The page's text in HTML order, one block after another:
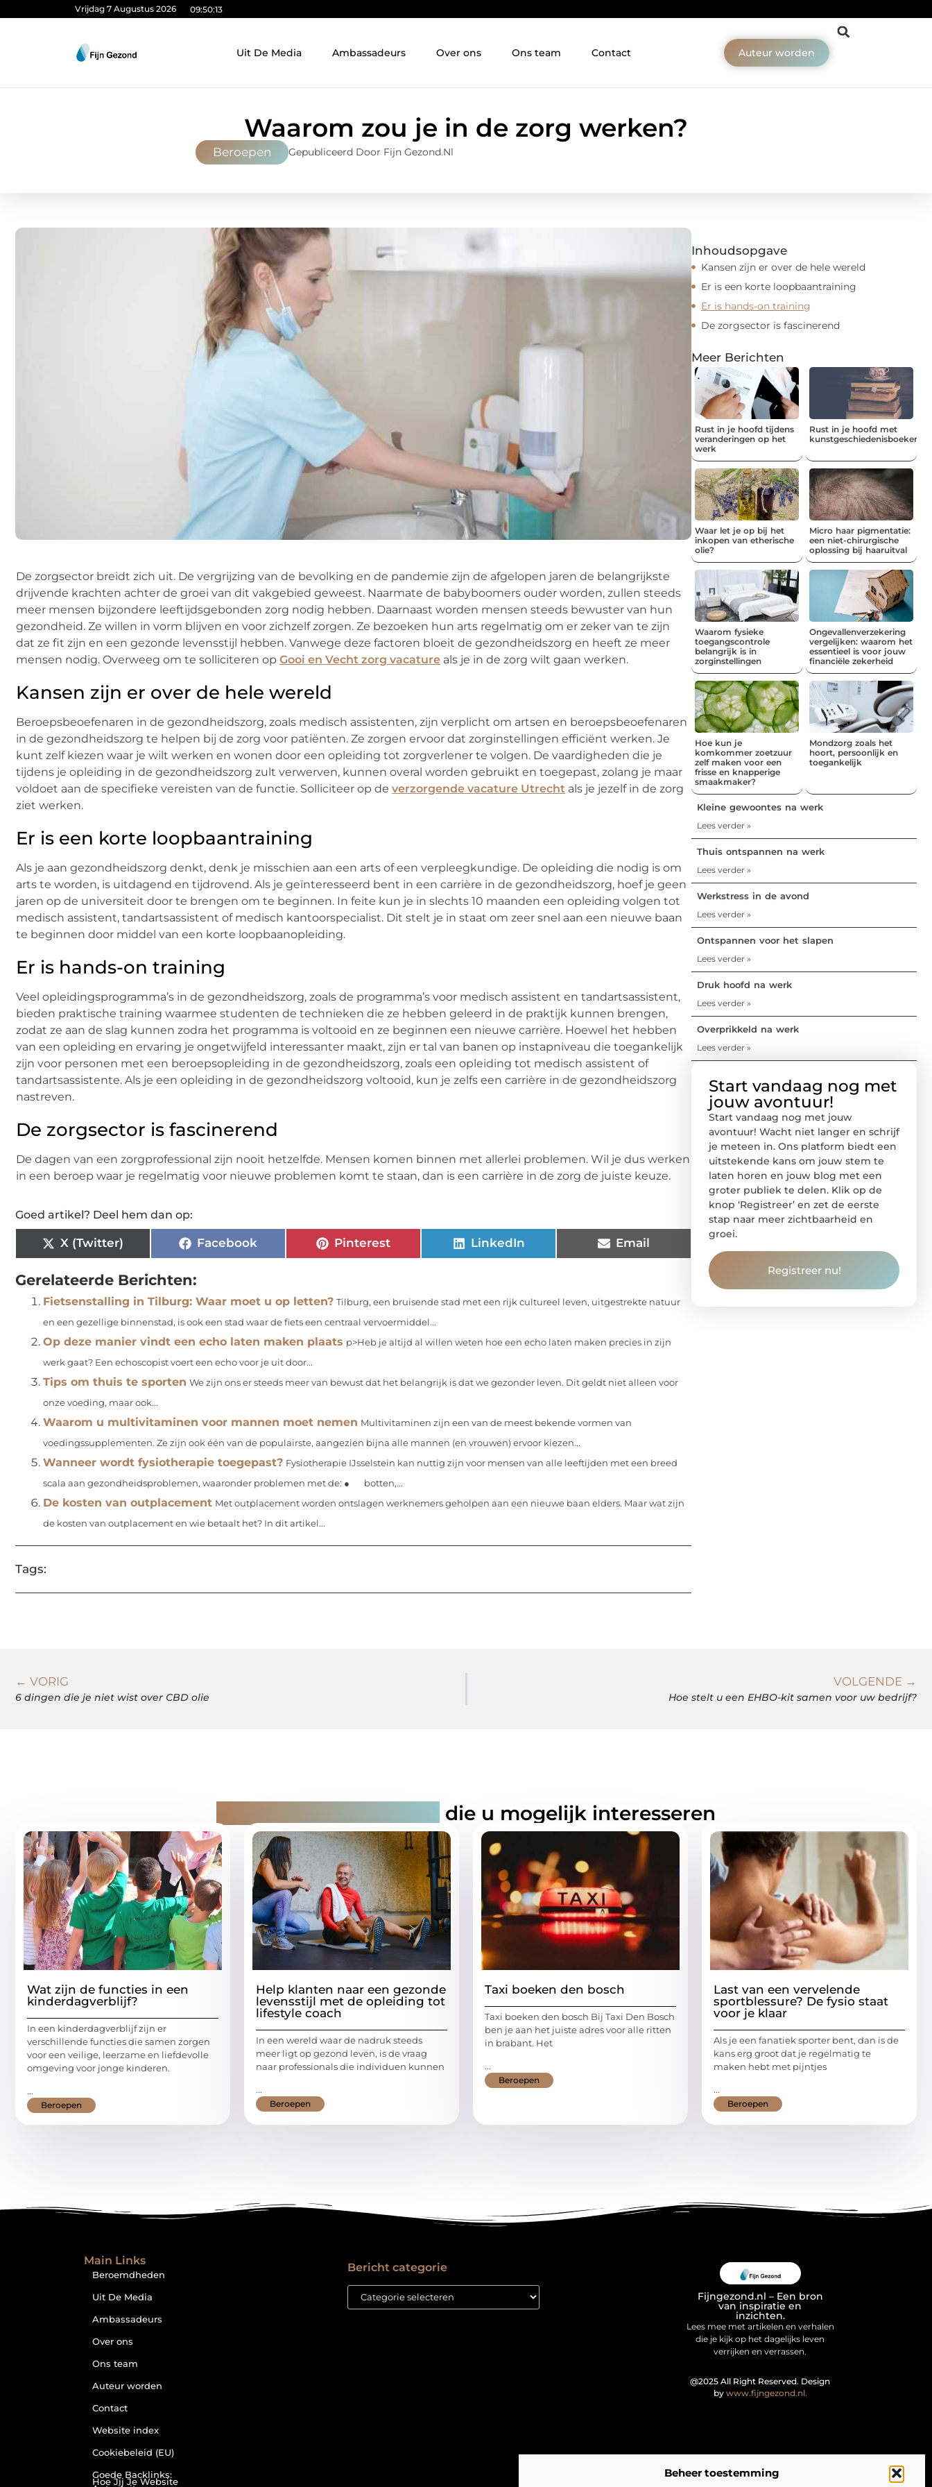
Beheer toestemming
Vrijdag 7 Augustus 2026 09:50:14
Uit De Media Ambassadeurs Over ons Ons team Contact Auteur worden
Waarom zou je in de zorg werken?
Beroepen Gepubliceerd Door Fijn Gezond.nl
De zorgsector breidt zich uit. De vergrijzing van de bevolking en de pandemie zijn de afgelopen jaren de belangrijkste
drijvende krachten achter de groei van dit vakgebied geweest. Naarmate de babyboomers ouder worden, zullen steeds
meer mensen bijzondere leeftijdsgebonden zorg nodig hebben. Daarnaast worden mensen steeds bewuster van hun
gezondheid. Ze willen in vorm blijven en voor zichzelf zorgen. Ze bezoeken hun arts regelmatig om er zeker van te zijn
dat ze fit zijn en een gezonde levensstijl hebben. Vanwege deze factoren bloeit de gezondheidszorg en heeft ze meer
mensen nodig. Overweeg om te solliciteren op Gooi en Vecht zorg vacature als je in de zorg wilt gaan werken.
Kansen zijn er over de hele wereld
Beroepsbeoefenaren in de gezondheidszorg, zoals medisch assistenten, zijn verplicht om artsen en beroepsbeoefenaren
in de gezondheidszorg te helpen bij de zorg voor patiënten. Ze zorgen ervoor dat zorginstellingen efficiënt werken. Je
kunt zelf kiezen waar je wilt werken en wonen door een opleiding tot zorgverlener te volgen. De vaardigheden die je
tijdens je opleiding in de gezondheidszorg zult verwerven, kunnen overal worden gebruikt en toegepast, zolang je maar
voldoet aan de specifieke vereisten van de functie. Solliciteer op de verzorgende vacature Utrecht als je jezelf in de zorg
ziet werken.
Er is een korte loopbaantraining
Als je aan gezondheidszorg denkt, denk je misschien aan een arts of een verpleegkundige. De opleiding die nodig is om
arts te worden, is uitdagend en tijdrovend. Als je geïnteresseerd bent in een carrière in de gezondheidszorg, hoef je geen
jaren op de universiteit door te brengen om te beginnen. In feite kun je in slechts 10 maanden een opleiding volgen tot
medisch assistent, tandartsassistent of medisch kantoorspecialist. Dit stelt je in staat om zeer snel aan een nieuwe baan
te beginnen door middel van een korte loopbaanopleiding.
Er is hands-on training
Veel opleidingsprogramma’s in de gezondheidszorg, zoals de programma’s voor medisch assistent en tandartsassistent,
bieden praktische training waarmee studenten de technieken die ze hebben geleerd in de praktijk kunnen brengen,
zodat ze aan de slag kunnen zodra het programma is voltooid en ze beginnen een nieuwe carrière. Hoewel het hebben
van een opleiding en ervaring je ongetwijfeld interessanter maakt, zijn er tal van banen op instapniveau die toegankelijk
zijn voor personen met een beroepsopleiding in de gezondheidszorg, zoals een opleiding tot medisch assistent of
tandartsassistente. Als je een opleiding in de gezondheidszorg voltooid, kun je zelfs een carrière in de gezondheidszorg
nastreven.
De zorgsector is fascinerend
De dagen van een zorgprofessional zijn nooit hetzelfde. Mensen komen binnen met allerlei problemen. Wil je dus werken
in een beroep waar je regelmatig voor nieuwe problemen komt te staan, dan is een carrière in de zorg de juiste keuze.
Goed artikel? Deel hem dan op:
X (Twitter) Facebook Pinterest LinkedIn Email
Gerelateerde Berichten:
Fietsenstalling in Tilburg: Waar moet u op letten? Tilburg, een bruisende stad met een rijk cultureel leven, uitgestrekte natuur
en een gezellige binnenstad, is ook een stad waar de fiets een centraal vervoermiddel...
Op deze manier vindt een echo laten maken plaats p>Heb je altijd al willen weten hoe een echo laten maken precies in zijn
werk gaat? Een echoscopist voert een echo voor je uit door...
Tips om thuis te sporten We zijn ons er steeds meer van bewust dat het belangrijk is dat we gezonder leven. Dit geldt niet alleen voor
onze voeding, maar ook...
Waarom u multivitaminen voor mannen moet nemen Multivitaminen zijn een van de meest bekende vormen van
voedingssupplementen. Ze zijn ook één van de populairste, aangezien bijna alle mannen (en vrouwen) ervoor kiezen...
Wanneer wordt fysiotherapie toegepast? Fysiotherapie IJsselstein kan nuttig zijn voor mensen van alle leeftijden met een breed
scala aan gezondheidsproblemen, waaronder problemen met de: ● botten,...
De kosten van outplacement Met outplacement worden ontslagen werknemers geholpen aan een nieuwe baan elders. Maar wat zijn
de kosten van outplacement en wie betaalt het? In dit artikel...
Tags:
Inhoudsopgave
Kansen zijn er over de hele wereld
Er is een korte loopbaantraining
Er is hands-on training
De zorgsector is fascinerend
Meer Berichten
Rust in je hoofd tijdens
veranderingen op het
werk
Rust in je hoofd met
kunstgeschiedenisboeken
Waar let je op bij het
inkopen van etherische
olie?
Micro haar pigmentatie:
een niet-chirurgische
oplossing bij haaruitval
Waarom fysieke
toegangscontrole
belangrijk is in
zorginstellingen
Ongevallenverzekering
vergelijken: waarom het
essentieel is voor jouw
financiële zekerheid
Hoe kun je
komkommer zoetzuur
zelf maken voor een
frisse en knapperige
smaakmaker?
Mondzorg zoals het
hoort, persoonlijk en
toegankelijk
Kleine gewoontes na werk
Lees verder »
Thuis ontspannen na werk
Lees verder »
Werkstress in de avond
Lees verder »
Ontspannen voor het slapen
Lees verder »
Druk hoofd na werk
Lees verder »
Overprikkeld na werk
Lees verder »
Start vandaag nog met
jouw avontuur!
Start vandaag nog met jouw
avontuur! Wacht niet langer en schrijf
je meteen in. Ons platform biedt een
uitstekende kans om jouw stem te
laten horen en jouw blog met een
groter publiek te delen. Klik op de
knop ‘Registreer’ en zet de eerste
stap naar meer zichtbaarheid en
groei.
Registreer nu!
← VORIG
6 dingen die je niet wist over CBD olie
VOLGENDE →
Hoe stelt u een EHBO-kit samen voor uw bedrijf?
die u mogelijk interesseren
Wat zijn de functies in een
kinderdagverblijf?
In een kinderdagverblijf zijn er
verschillende functies die samen zorgen
voor een veilige, leerzame en liefdevolle
omgeving voor jonge kinderen.
...
Beroepen
Help klanten naar een gezonde
levensstijl met de opleiding tot
lifestyle coach
In een wereld waar de nadruk steeds
meer ligt op gezond leven, is de vraag
naar professionals die individuen kunnen
...
Beroepen
Taxi boeken den bosch
Taxi boeken den bosch Bij Taxi Den Bosch
ben je aan het juiste adres voor alle ritten
in brabant. Het
...
Beroepen
Last van een vervelende
sportblessure? De fysio staat
voor je klaar
Als je een fanatiek sporter bent, dan is de
kans erg groot dat je regelmatig te
maken hebt met pijntjes
...
Beroepen
Main Links
Beroemdheden
Uit De Media
Ambassadeurs
Over ons
Ons team
Auteur worden
Contact
Website index
Cookiebeleid (EU)
Goede Backlinks:
Hoe Jij Je Website
Bericht categorie
Fijngezond.nl – Een bron
van inspiratie en
inzichten.
Lees mee met artikelen en verhalen
die je kijk op het dagelijks leven
verrijken en verrassen.
@2025 All Right Reserved. Design
by www.fijngezond.nl.